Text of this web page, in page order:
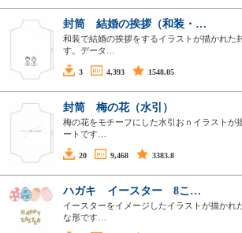
封筒 結婚の挨拶（和装・…
和装で結婚の挨拶をするイラストが描かれた
す。データ…
3 4,393 1548.05
封筒 梅の花（水引）
梅の花をモチーフにした水引おｎイラストが
ートです…
20 9,468 3383.8
ハガキ イースター 8こ…
イースターをイメージしたイラストが描かれ
な形です…